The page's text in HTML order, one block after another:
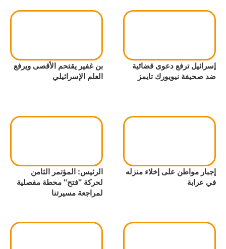
إسرائيل ترفع دعوى قضائية
ضد صحيفة نيويورك تايمز
بن غفير يقتحم الأقصى ويرفع
العلم الإسرائيلي
إجبار مواطن على إخلاء منزله
في عرابة
الرئيس: المؤتمر الثامن
لحركة "فتح" محطة مفصلية
لمراجعة مسيرتنا